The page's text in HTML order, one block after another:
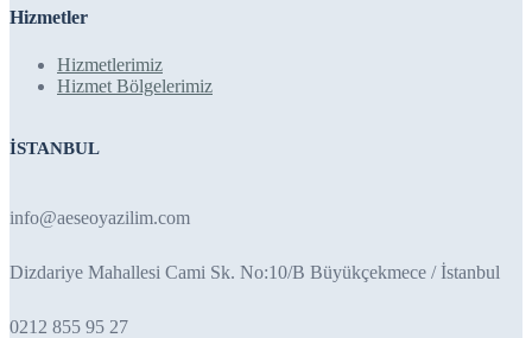
Hizmetler
Hizmetlerimiz
Hizmet Bölgelerimiz
İSTANBUL
info@aeseoyazilim.com
Dizdariye Mahallesi Cami Sk. No:10/B Büyükçekmece / İstanbul
0212 855 95 27